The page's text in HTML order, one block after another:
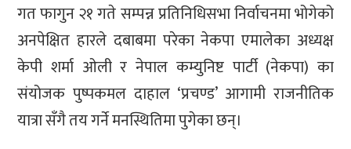
गत फागुन २१ गते सम्पन्न प्रतिनिधिसभा निर्वाचनमा भोगेको
अनपेक्षित हारले दबाबमा परेका नेकपा एमालेका अध्यक्ष
केपी शर्मा ओली र नेपाल कम्युनिष्ट पार्टी (नेकपा) का
संयोजक पुष्पकमल दाहाल ‘प्रचण्ड’ आगामी राजनीतिक
यात्रा सँगै तय गर्ने मनस्थितिमा पुगेका छन्।